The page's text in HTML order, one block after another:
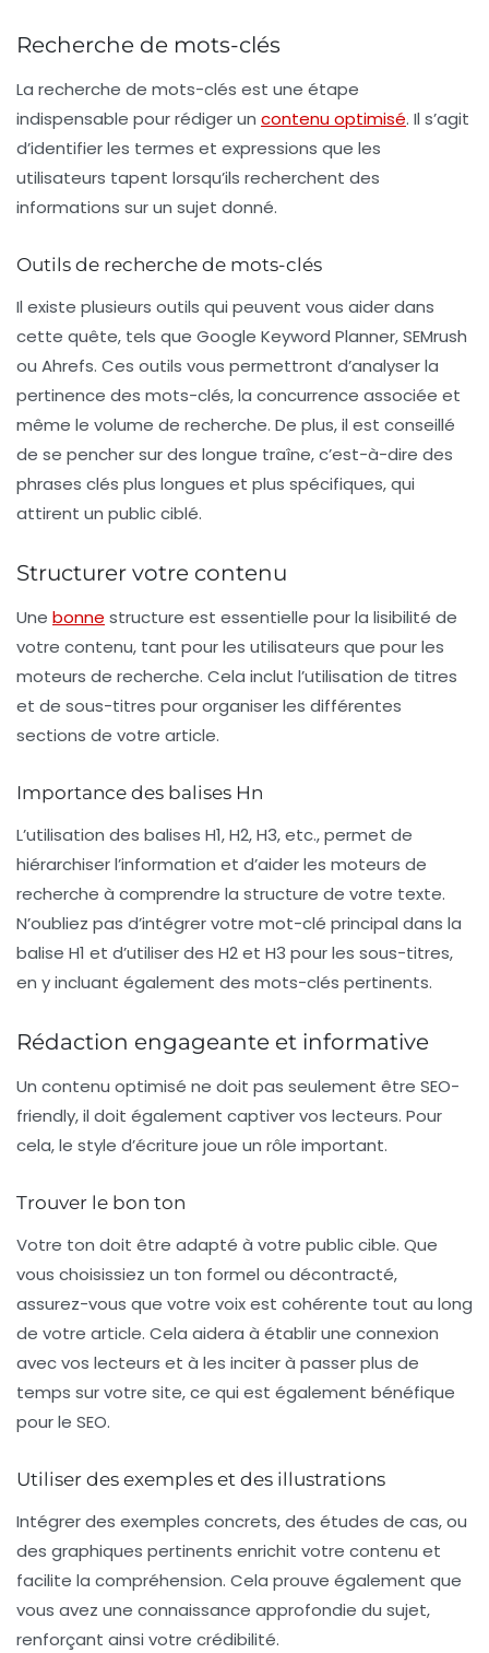
Recherche de mots-clés
La recherche de mots-clés est une étape
indispensable pour rédiger un contenu optimisé. Il s’agit
d’identifier les termes et expressions que les
utilisateurs tapent lorsqu’ils recherchent des
informations sur un sujet donné.
Outils de recherche de mots-clés
Il existe plusieurs outils qui peuvent vous aider dans
cette quête, tels que Google Keyword Planner, SEMrush
ou Ahrefs. Ces outils vous permettront d’analyser la
pertinence des mots-clés, la concurrence associée et
même le volume de recherche. De plus, il est conseillé
de se pencher sur des longue traîne, c’est-à-dire des
phrases clés plus longues et plus spécifiques, qui
attirent un public ciblé.
Structurer votre contenu
Une bonne structure est essentielle pour la lisibilité de
votre contenu, tant pour les utilisateurs que pour les
moteurs de recherche. Cela inclut l’utilisation de titres
et de sous-titres pour organiser les différentes
sections de votre article.
Importance des balises Hn
L’utilisation des balises H1, H2, H3, etc., permet de
hiérarchiser l’information et d’aider les moteurs de
recherche à comprendre la structure de votre texte.
N’oubliez pas d’intégrer votre mot-clé principal dans la
balise H1 et d’utiliser des H2 et H3 pour les sous-titres,
en y incluant également des mots-clés pertinents.
Rédaction engageante et informative
Un contenu optimisé ne doit pas seulement être SEO-
friendly, il doit également captiver vos lecteurs. Pour
cela, le style d’écriture joue un rôle important.
Trouver le bon ton
Votre ton doit être adapté à votre public cible. Que
vous choisissiez un ton formel ou décontracté,
assurez-vous que votre voix est cohérente tout au long
de votre article. Cela aidera à établir une connexion
avec vos lecteurs et à les inciter à passer plus de
temps sur votre site, ce qui est également bénéfique
pour le SEO.
Utiliser des exemples et des illustrations
Intégrer des exemples concrets, des études de cas, ou
des graphiques pertinents enrichit votre contenu et
facilite la compréhension. Cela prouve également que
vous avez une connaissance approfondie du sujet,
renforçant ainsi votre crédibilité.